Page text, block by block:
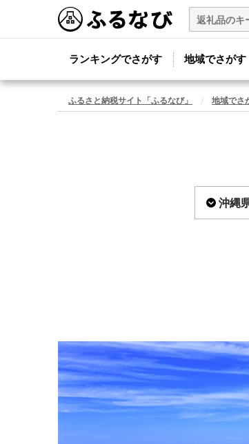
ランキングでさがす 地域でさがす
ふるさと納税サイト「ふるなび」 地域でさ
沖縄